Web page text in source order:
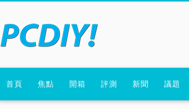
首頁 焦點 開箱 評測 新聞 議題